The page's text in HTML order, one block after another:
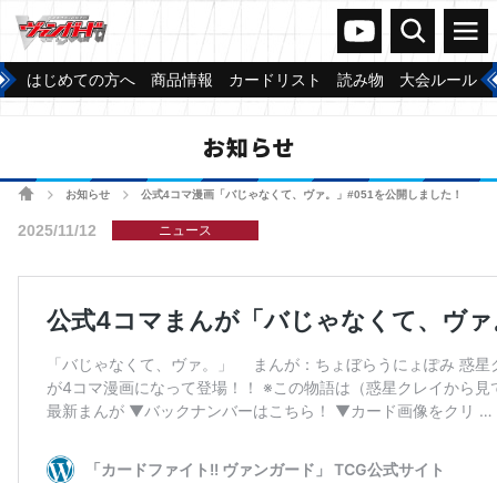
ヴァンガードch
検索 メニュー
はじめての方へ 商品情報 カードリスト 読み物 大会ルール
お知らせ
ホームお知らせ 公式4コマ漫画「バじゃなくて、ヴァ。」#051を公開しました！
2025/11/12 ニュース